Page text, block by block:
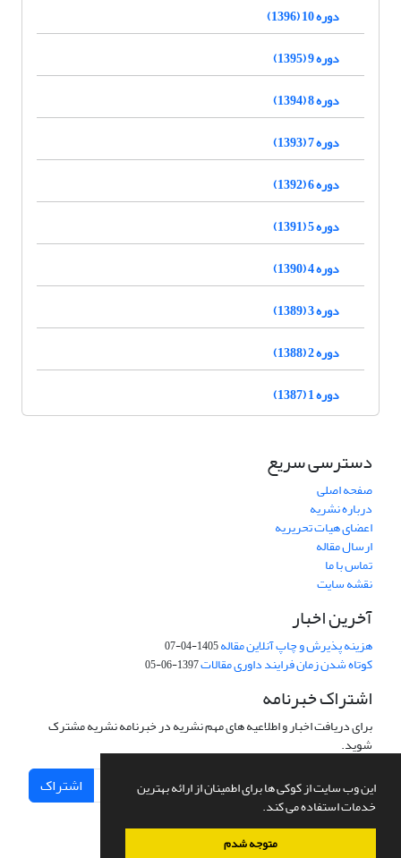
این وب سایت از کوکی ها برای اطمینان از ارائه بهترین
خدمات استفاده می کند.
متوجه شدم
دوره 10 (1396)
دوره 9 (1395)
دوره 8 (1394)
دوره 7 (1393)
دوره 6 (1392)
دوره 5 (1391)
دوره 4 (1390)
دوره 3 (1389)
دوره 2 (1388)
دوره 1 (1387)
دسترسی سریع
صفحه اصلی
درباره نشریه
اعضای هیات تحریریه
ارسال مقاله
تماس با ما
نقشه سایت
آخرین اخبار
هزینه پذیرش و چاپ آنلاین مقاله1405-04-07
کوتاه شدن زمان فرایند داوری مقالات1397-06-05
اشتراک خبرنامه
برای دریافت اخبار و اطلاعیه های مهم نشریه در خبرنامه نشریه مشترک
شوید.
اشتراک